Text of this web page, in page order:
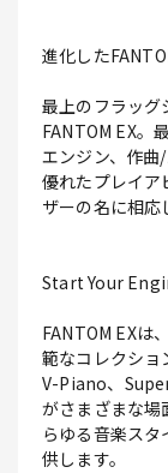
進化した
最上のフラッグ
FANTOM EX。
エンジン、作曲
優れたプレイ
ザーの名に相応
Start Your
FANTOM EXは
範なコレクショ
V-Piano、
がさまざまな場
らゆる音楽ス
供します。